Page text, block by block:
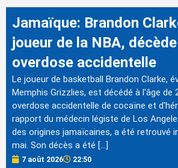
Jamaïque: Brandon
joueur de la NBA, décède
overdose accidentelle
Le joueur de basketball Brandon Clarke,
Memphis Grizzlies, est décédé à l'âge de
overdose accidentelle de cocaïne et
rapport du médecin légiste de Los
des origines jamaïcaines, a été retrouvé
mai. Son décès a été […]
7 août 2026 22:50